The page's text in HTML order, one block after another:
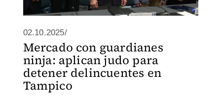
02.10.2025/
Mercado con guardianes
ninja: aplican judo para
detener delincuentes en
Tampico